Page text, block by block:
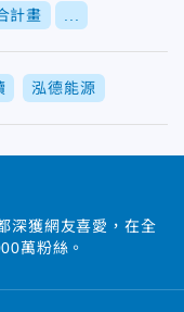
計畫
泓德能源
深獲網友喜愛，在全
萬粉絲。